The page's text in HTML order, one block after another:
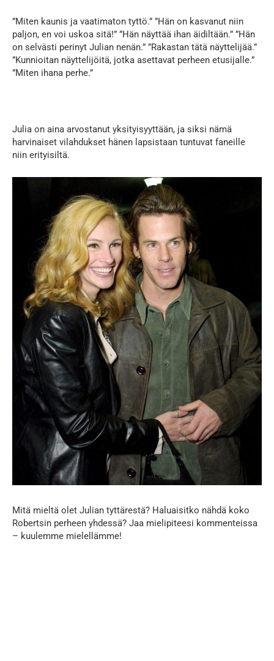
”Miten kaunis ja vaatimaton tyttö.” ”Hän on kasvanut niin
paljon, en voi uskoa sitä!” ”Hän näyttää ihan äidiltään.” ”Hän
on selvästi perinyt Julian nenän.” ”Rakastan tätä näyttelijää.”
”Kunnioitan näyttelijöitä, jotka asettavat perheen etusijalle.”
”Miten ihana perhe.”
Julia on aina arvostanut yksityisyyttään, ja siksi nämä
harvinaiset vilahdukset hänen lapsistaan tuntuvat faneille
niin erityisiltä.
Mitä mieltä olet Julian tyttärestä? Haluaisitko nähdä koko
Robertsin perheen yhdessä? Jaa mielipiteesi kommenteissa
– kuulemme mielellämme!